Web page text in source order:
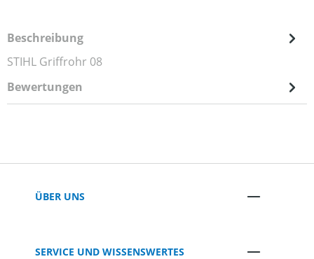
Beschreibung
STIHL Griffrohr 08
Bewertungen
ÜBER UNS
SERVICE UND WISSENSWERTES